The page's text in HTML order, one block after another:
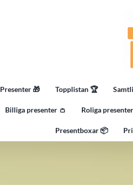
Presenter 🎁 Topplistan 🏆
Billiga presenter 👛 Roliga
Presentboxar 📦